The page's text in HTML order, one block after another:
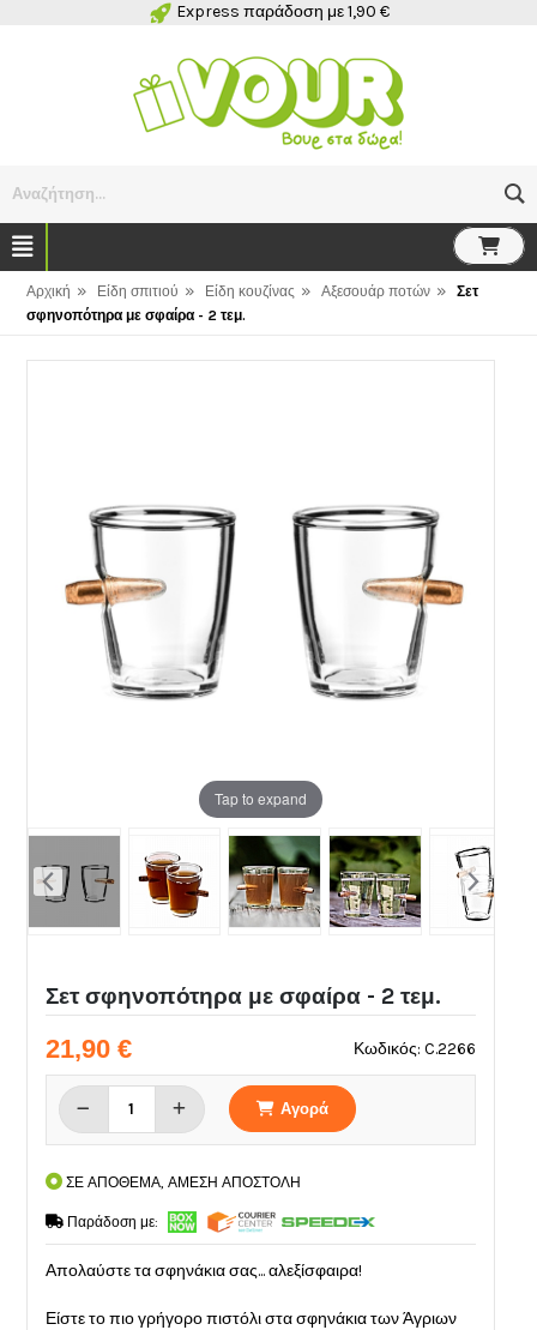
Express παράδοση με 1,90 €
Αναζήτηση...
Αρχική » Είδη σπιτιού » Είδη κουζίνας » Αξεσουάρ ποτών »
Σετ
σφηνοπότηρα με σφαίρα - 2 τεμ.
Tap to expand
Σετ σφηνοπότηρα με σφαίρα - 2 τεμ.
Κωδικός: C.2266
21,90 €
Αγορά
ΣΕ ΑΠΟΘΕΜΑ, ΑΜΕΣΗ ΑΠΟΣΤΟΛΗ
Παράδοση με:
Απολαύστε τα σφηνάκια σας... αλεξίσφαιρα!
Είστε το πιο γρήγορο πιστόλι στα σφηνάκια των Άγριων